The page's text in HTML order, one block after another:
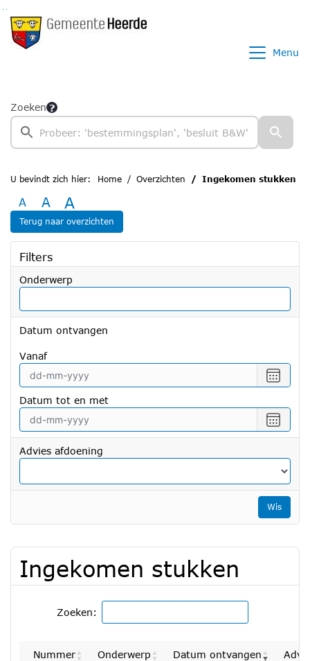
Ga naar de inhoud van deze pagina
Ga naar het zoeken
Ga naar het menu
Menu
Zoeken
U bevindt zich hier: Home Overzichten Ingekomen stukken
A A A
Terug naar overzichten
Filters
Onderwerp
Datum ontvangen
vanaf
een
vanaf
Datum tot en met
een
tot
en
met
Advies afdoening
Wis
Ingekomen stukken
Zoeken:
Nummer Onderwerp Datum ontvangen